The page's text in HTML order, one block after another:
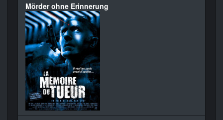
Mörder ohne Erinnerung